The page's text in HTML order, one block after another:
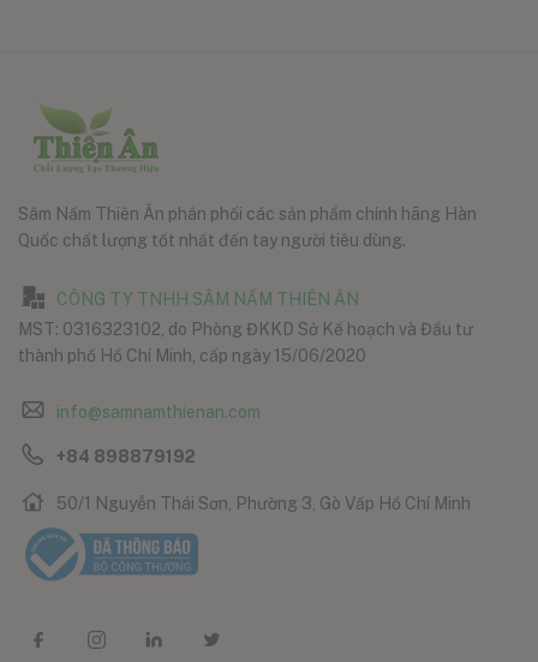
Sâm Nấm Thiên Ân phân phối các sản phẩm chính hãng Hàn
Quốc chất lượng tốt nhất đến tay người tiêu dùng.
CÔNG TY TNHH SÂM NẤM THIÊN ÂN
MST: 0316323102, do Phòng ĐKKD Sở Kế hoạch và Đầu tư
thành phố Hồ Chí Minh, cấp ngày 15/06/2020
info@samnamthienan.com
+84 898879192
50/1 Nguyễn Thái Sơn, Phường 3, Gò Vấp Hồ Chí Minh